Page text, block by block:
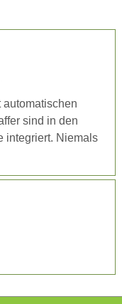
automatischen
sind in den
integriert. Niemals